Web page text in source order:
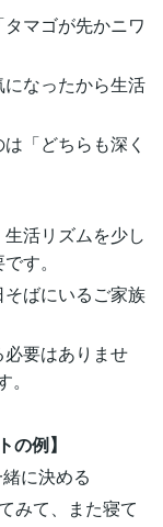
マゴが先かニワ
なったから生活
「どちらも深く
活リズムを少し
す。
ばにいるご家族
要はありませ
の例】
に決める
みて、また寝て